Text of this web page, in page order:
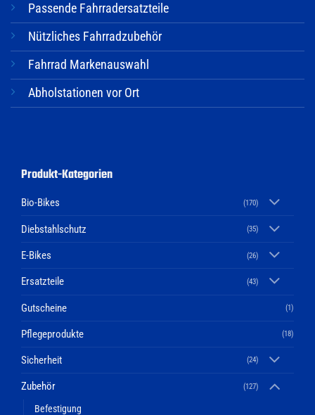
Passende Fahrradersatzteile
Nützliches Fahrradzubehör
Fahrrad Markenauswahl
Abholstationen vor Ort
Produkt-Kategorien
Bio-Bikes (170)
Diebstahlschutz (35)
E-Bikes (26)
Ersatzteile (43)
Gutscheine (1)
Pflegeprodukte (18)
Sicherheit (24)
Zubehör (127)
Befestigung